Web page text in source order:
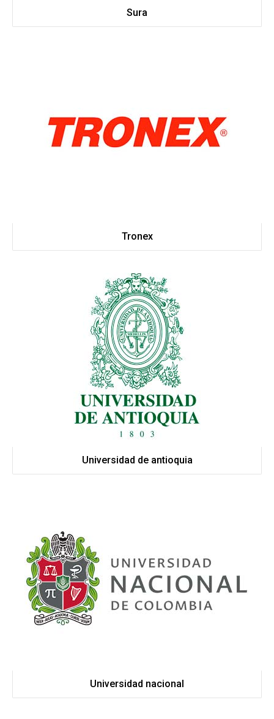
Sura
Tronex
Universidad de antioquia
Universidad nacional